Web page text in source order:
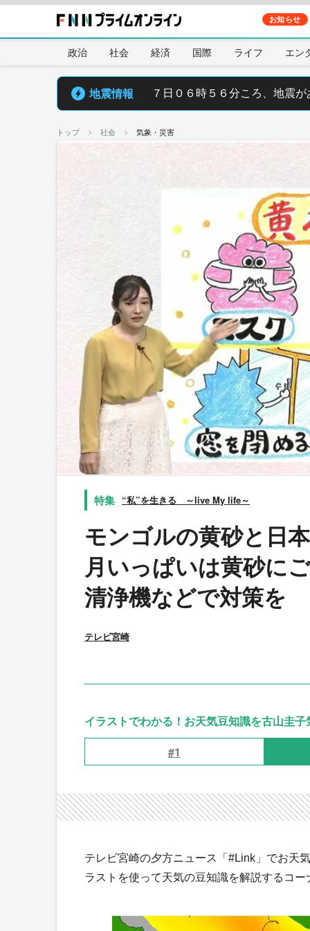
お知らせ
政治 社会 経済 国際 ライフ エン
地震情報 ７日０６時５６分ころ、地震が
トップ 社会 気象・災害
“私”を生きる ～live My life～
モンゴルの黄砂と日
月いっぱいは黄砂に
清浄機などで対策を
テレビ宮崎
イラストでわかる！お天気豆知識を古山圭
#1
テレビ宮崎の夕方ニュース「#Link」でお天
ラストを使って天気の豆知識を解説するコ